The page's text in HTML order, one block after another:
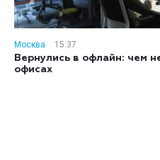
Москва
15:37
Вернулись в офлайн: чем
офисах